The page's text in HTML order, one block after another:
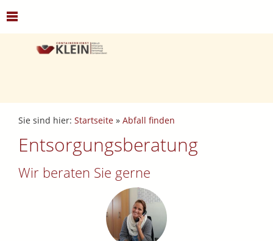
Sie sind hier: Startseite » Abfall finden
Entsorgungsberatung
Wir beraten Sie gerne